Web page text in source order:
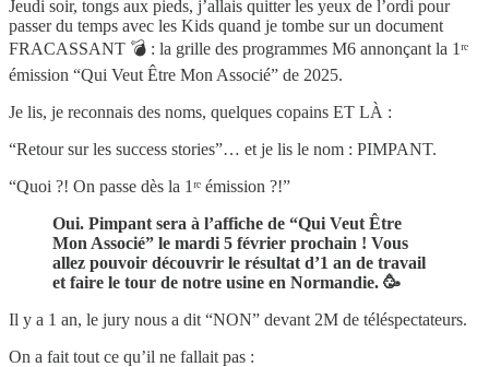
Jeudi soir, tongs aux pieds, j’allais quitter les yeux de l’ordi pour
passer du temps avec les Kids quand je tombe sur un document
FRACASSANT 💣 : la grille des programmes M6 annonçant la 1ʳᵉ
émission “Qui Veut Être Mon Associé” de 2025.
Je lis, je reconnais des noms, quelques copains ET LÀ :
“Retour sur les success stories”… et je lis le nom : PIMPANT.
“Quoi ?! On passe dès la 1ʳᵉ émission ?!”
Oui. Pimpant sera à l’affiche de “Qui Veut Être
Mon Associé” le mardi 5 février prochain ! Vous
allez pouvoir découvrir le résultat d’1 an de travail
et faire le tour de notre usine en Normandie. 🥳
Il y a 1 an, le jury nous a dit “NON” devant 2M de téléspectateurs.
On a fait tout ce qu’il ne fallait pas :